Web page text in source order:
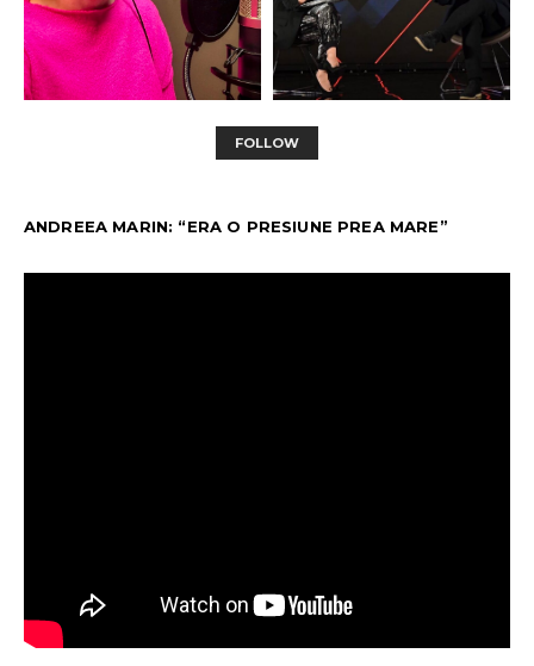
FOLLOW
ANDREEA MARIN: “ERA O PRESIUNE PREA MARE”